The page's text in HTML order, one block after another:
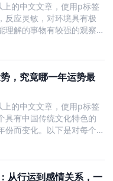
的中文文章，使用p标签
反应灵敏，对环境具有极
理解的事物有较强的观察
易低落，喜欢胡思乱
，究竟哪一年运势最
的中文文章，使用p标签
具有中国传统文化特色的
份而变化。以下是对每个
人在鼠年，运势不佳，
从行运到感情关系，一